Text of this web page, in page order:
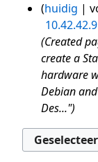
w
r
k
i
n
g
s
s
1
okt
2011
huidig
10.42.42.9
Created
create a
hardware
Debian
Des..."